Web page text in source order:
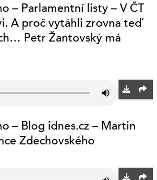
– Parlamentní listy – V ČT
A proč vytáhli zrovna teď
Petr Žantovský má
– Blog idnes.cz – Martin
Zdechovského